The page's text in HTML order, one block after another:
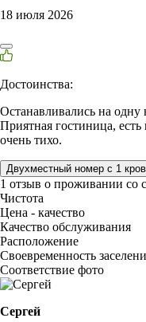
18 июля 2026
Достоинства:
Останавливались на одну
Приятная гостиница,
очень тихо.
Двухместный номер с 1
1 отзыв о проживании со
Чистота
Цена - качество
Качество обслуживания
Расположение
Своевременность
Соответствие фото
Сергей